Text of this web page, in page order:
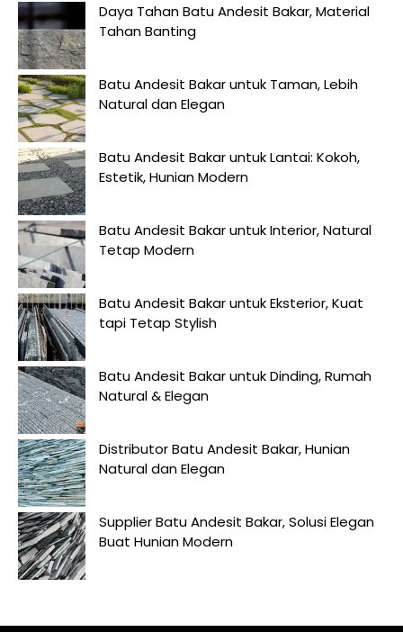
Daya Tahan Batu Andesit Bakar, Material
Tahan Banting
Batu Andesit Bakar untuk Taman, Lebih
Natural dan Elegan
Batu Andesit Bakar untuk Lantai: Kokoh,
Estetik, Hunian Modern
Batu Andesit Bakar untuk Interior, Natural
Tetap Modern
Batu Andesit Bakar untuk Eksterior, Kuat
tapi Tetap Stylish
Batu Andesit Bakar untuk Dinding, Rumah
Natural & Elegan
Distributor Batu Andesit Bakar, Hunian
Natural dan Elegan
Supplier Batu Andesit Bakar, Solusi Elegan
Buat Hunian Modern